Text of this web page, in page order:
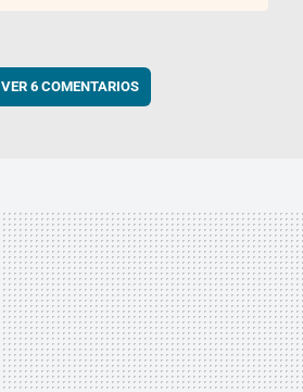
VER6 COMENTARIOS